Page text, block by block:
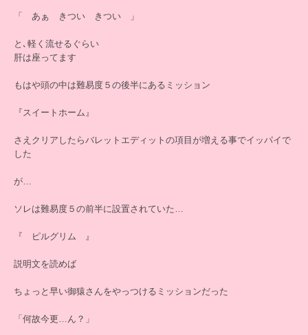
「 あぁ きつい きつい 」
と､軽く流せるぐらい
肝は座ってます
もはや頭の中は難易度５の後半にあるミッション
『スイートホーム』
さえクリアしたらバレットエディットの項目が増える事でイッパイで
した
が…
ソレは難易度５の前半に設置されていた…
『 ピルグリム 』
説明文を読めば
ちょっと早い御猿さんをやっつけるミッションだった
「何故今更…ん？」